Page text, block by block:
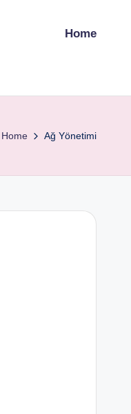
Home
Home Ağ Yönetimi